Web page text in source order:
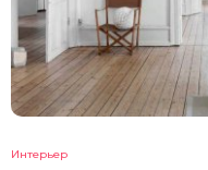
Интерьер